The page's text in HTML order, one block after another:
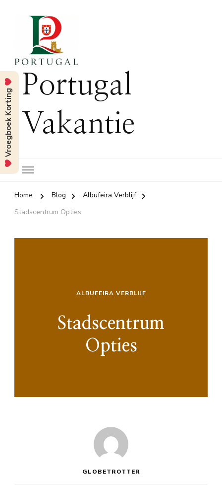
Portugal
Vakantie
Home Blog
Albufeira Verblijf
Stadscentrum Opties
ALBUFEIRA VERBLIJF
Stadscentrum
Opties
GLOBETROTTER
Vroegboek Korting